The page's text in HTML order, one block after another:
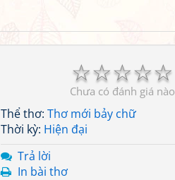
☆
☆
☆
☆
☆
Chưa có đánh giá nào
Thể thơ: Thơ mới bảy chữ
Thời kỳ: Hiện đại
Trả lời
In bài thơ